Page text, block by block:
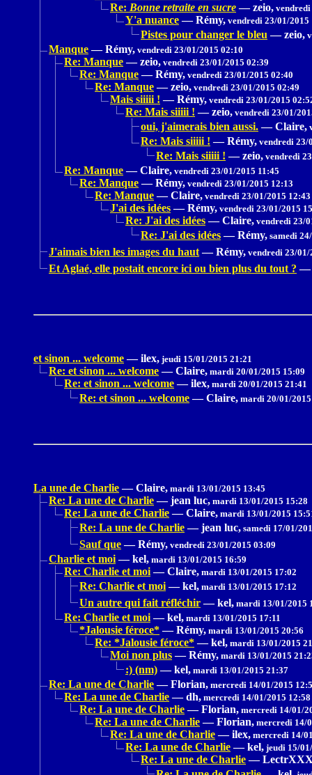
Re: Bonne retraite en sucre — zeio,
Y'a nuance — Rémy, vendredi 23/01/2015
Pistes pour changer le bleu — zeio,
Manque — Rémy, vendredi 23/01/2015 02:10
Re: Manque — zeio, vendredi 23/01/2015 02:39
Re: Manque — Rémy, vendredi 23/01/2015 02:40
Re: Manque — zeio, vendredi 23/01/2015 02:49
Mais siiiii ! — Rémy, vendredi 23/01/2015
Re: Mais siiiii ! — zeio, vendredi 23/01/
oui, j'aimerais bien aussi. — Claire,
Re: Mais siiiii ! — Rémy, vendredi 23/
Re: Mais siiiii ! — zeio, vendredi
Re: Manque — Claire, vendredi 23/01/2015 11:45
Re: Manque — Rémy, vendredi 23/01/2015 12:13
Re: Manque — Claire, vendredi 23/01/2015 12:43
J'ai des idées — Rémy, vendredi 23/01/2015
Re: J'ai des idées — Claire, vendredi 23/
Re: J'ai des idées — Rémy, samedi
J'aimais bien les images du haut — Rémy, vendredi 23/01/
Et Aglaé, elle postait encore ici ou bien plus du tout ? —
et sinon ... welcome — ilex, jeudi 15/01/2015 21:21
Re: et sinon ... welcome — Claire, mardi 20/01/2015 15:09
Re: et sinon ... welcome — ilex, mardi 20/01/2015 21:41
Re: et sinon ... welcome — Claire, mardi 20/01/
La une de Charlie — Claire, mardi 13/01/2015 13:45
Re: La une de Charlie — jean luc, mardi 13/01/2015 15:28
Re: La une de Charlie — Claire, mardi 13/01/2015
Re: La une de Charlie — jean luc, samedi 17/01/
Sauf que — Rémy, vendredi 23/01/2015 03:09
Charlie et moi — kel, mardi 13/01/2015 16:59
Re: Charlie et moi — Claire, mardi 13/01/2015 17:02
Re: Charlie et moi — kel, mardi 13/01/2015 17:12
Un autre qui fait réfléchir — kel, mardi 13/01/2015
Re: Charlie et moi — kel, mardi 13/01/2015 17:11
*Jalousie féroce* — Rémy, mardi 13/01/2015 20:56
Re: *Jalousie féroce* — kel, mardi 13/01/2015
Moi non plus — Rémy, mardi 13/01/2015
:) (nm) — kel, mardi 13/01/2015 21:37
Re: La une de Charlie — Florian, mercredi 14/01/2015
Re: La une de Charlie — dh, mercredi 14/01/2015 12:58
Re: La une de Charlie — Florian, mercredi 14/01/
Re: La une de Charlie — Florian, mercredi 14/
Re: La une de Charlie — ilex, mercredi 14/
Re: La une de Charlie — kel, jeudi 15/
Re: La une de Charlie —